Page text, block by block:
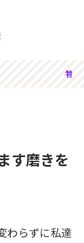
切にで
す磨きを
わらずに私達